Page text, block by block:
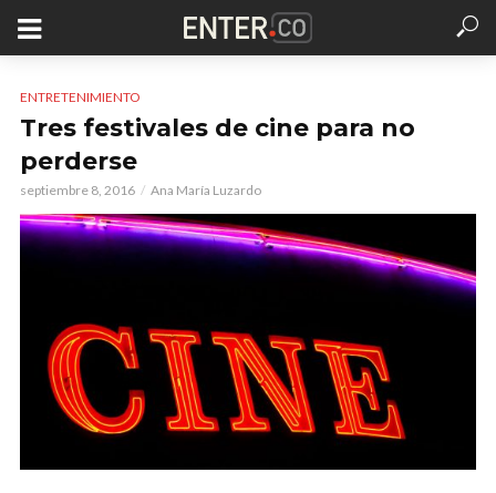
ENTRETENIMIENTO
Tres festivales de cine para no
perderse
septiembre 8, 2016 Ana María Luzardo